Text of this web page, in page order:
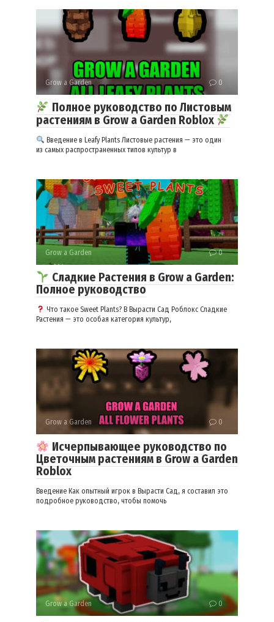
Grow a Garden 0
Полное руководство по Листовым
растениям в Grow a Garden Roblox
Введение в Leafy Plants Листовые растения — это один
из самых распространенных типов культур в
Grow a Garden 0
Сладкие Растения в Grow a Garden:
Полное руководство
Что такое Sweet Plants? В Вырасти Сад Роблокс Сладкие
Растения — это особая категория культур,
Grow a Garden 0
Исчерпывающее руководство по
Цветочным растениям в Grow a Garden
Roblox
Введение Как опытный игрок в Вырасти Сад, я составил это
подробное руководство, чтобы помочь
Grow a Garden 0